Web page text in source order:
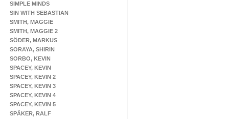
SIMPLE MINDS
SIN WITH SEBASTIAN
SMITH, MAGGIE
SMITH, MAGGIE 2
SÖDER, MARKUS
SORAYA, SHIRIN
SORBO, KEVIN
SPACEY, KEVIN
SPACEY, KEVIN 2
SPACEY, KEVIN 3
SPACEY, KEVIN 4
SPACEY, KEVIN 5
SPÄKER, RALF